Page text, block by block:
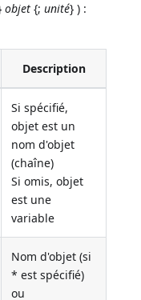
objet {;unité} ) :
Description
Si spécifié,
objet est un
nom d'objet
(chaîne)
Si omis, objet
est une
variable
Nom d'objet (si
* est spécifié)
ou